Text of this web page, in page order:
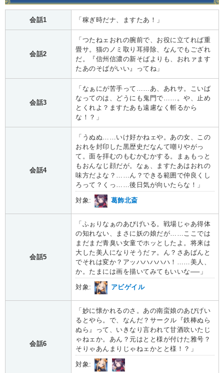
会話1 「稼ぎ時だナ、ますたあ！」
会話2
「つたねェおれの腕前で、お役に立てれば重
畳サ。猫のノミ取り耳掃除、なんでもござれ
だ。『信州信濃の新そばよりも、おれァます
たあのそばがいい』ってね」
会話3
「なぁにが苦手って……あ、あれサ。こいば
なってのは、どうにも鬼門で……。や、止め
とくれよ？ますたあも遠慮なく斬るから
な！？」
会話4
「うぬぬ……いけ好かねェや。あの女、この
おれを封印した黒歴史だなんて嘲りやがっ
て。面を拝むのもむかむかする。まぁもっと
もおんなじ顔だが。なぁ、ますたあはおれの
味方だよな？……ん？できる範囲で仲良くし
ろって？くっ……後日気が向いたらな！」
対象: 葛飾北斎
会話5
「ふぉりなぁのあびげいる。戦場じゃあ得体
の知れない、まさに妖の娘だが……ここでは
まだまだ青臭い女童でホッとしたよ。将来は
大した美人になりそうだァ。ん？さあばんと
でそれは変か？アッハハハハハ！……美人、
か。たまには画を描いてみてもいいな──」
対象: アビゲイル
会話6
「妙に懐かれるのさ。あの南蛮娘のあびげい
るとやら。で、なんだ？サークル『鉄棒ぬら
ぬら』って、いきなり言われて甘酒吹いたじ
ゃねェか。あん？元はとと様が付けた雅号？
そりゃあんまりじゃねェかとと様！？」
対象: